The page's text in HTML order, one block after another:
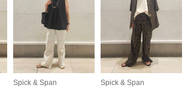
Spick & Span
Spick & Span